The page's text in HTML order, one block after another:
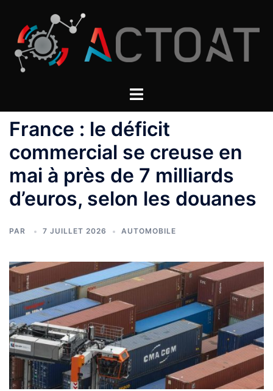
contenu
France : le déficit
commercial se creuse en
mai à près de 7 milliards
d’euros, selon les douanes
PAR 7 JUILLET 2026 AUTOMOBILE